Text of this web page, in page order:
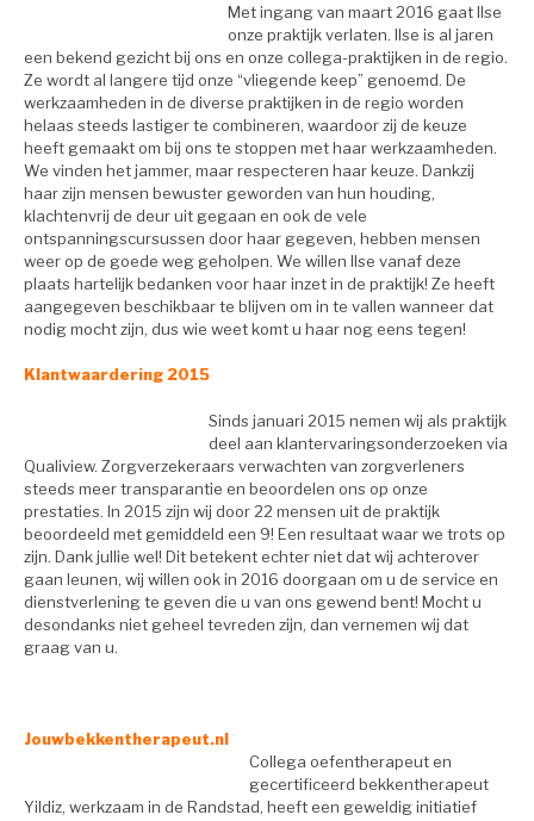
Met ingang van maart 2016 gaat Ilse
onze praktijk verlaten. Ilse is al jaren
een bekend gezicht bij ons en onze collega-praktijken in de regio.
Ze wordt al langere tijd onze “vliegende keep” genoemd. De
werkzaamheden in de diverse praktijken in de regio worden
helaas steeds lastiger te combineren, waardoor zij de keuze
heeft gemaakt om bij ons te stoppen met haar werkzaamheden.
We vinden het jammer, maar respecteren haar keuze. Dankzij
haar zijn mensen bewuster geworden van hun houding,
klachtenvrij de deur uit gegaan en ook de vele
ontspanningscursussen door haar gegeven, hebben mensen
weer op de goede weg geholpen. We willen Ilse vanaf deze
plaats hartelijk bedanken voor haar inzet in de praktijk! Ze heeft
aangegeven beschikbaar te blijven om in te vallen wanneer dat
nodig mocht zijn, dus wie weet komt u haar nog eens tegen!
Klantwaardering 2015
Sinds januari 2015 nemen wij als praktijk
deel aan klantervaringsonderzoeken via
Qualiview. Zorgverzekeraars verwachten van zorgverleners
steeds meer transparantie en beoordelen ons op onze
prestaties. In 2015 zijn wij door 22 mensen uit de praktijk
beoordeeld met gemiddeld een 9! Een resultaat waar we trots op
zijn. Dank jullie wel! Dit betekent echter niet dat wij achterover
gaan leunen, wij willen ook in 2016 doorgaan om u de service en
dienstverlening te geven die u van ons gewend bent! Mocht u
desondanks niet geheel tevreden zijn, dan vernemen wij dat
graag van u.
Jouwbekkentherapeut.nl
Collega oefentherapeut en
gecertificeerd bekkentherapeut
Yildiz, werkzaam in de Randstad, heeft een geweldig initiatief